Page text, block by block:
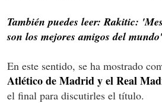
También puedes leer: Rakitic:
son los mejores amigos del mundo'
En este sentido, se ha mostrado
Atlético de Madrid y el Real
el final para discutirles el título.